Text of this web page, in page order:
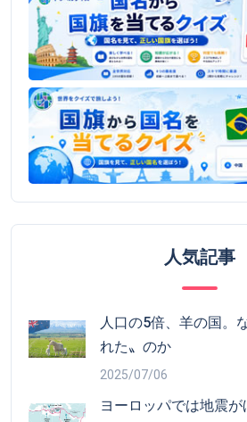
人気記事
人口の5倍、羊の国。
れた〟のか
2025/07/06
ヨーロッパでは地震